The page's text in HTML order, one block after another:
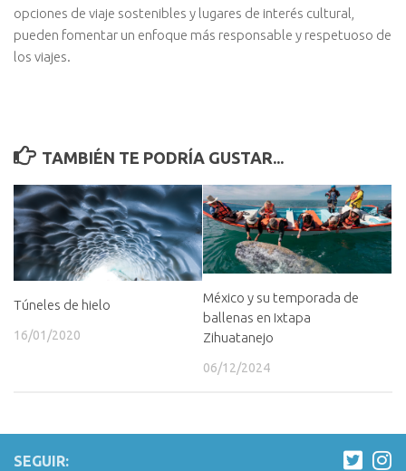
opciones de viaje sostenibles y lugares de interés cultural,
pueden fomentar un enfoque más responsable y respetuoso de
los viajes.
TAMBIÉN TE PODRÍA GUSTAR...
Túneles de hielo
16/01/2020
México y su temporada de
ballenas en Ixtapa
Zihuatanejo
06/12/2024
SEGUIR: